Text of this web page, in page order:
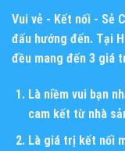
Vui vẻ - Kết nối - Sẻ
đấu hướng đến. Tại
đều mang đến 3 giá
Là niềm vui bạn
cam kết từ nhà
Là giá trị kết nối